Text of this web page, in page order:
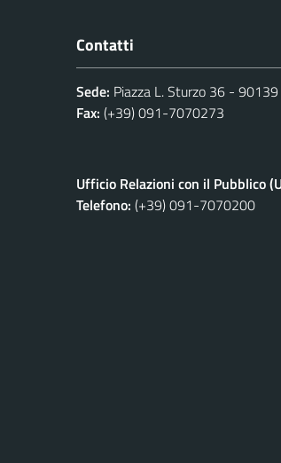
Contatti
Sede: Piazza L. Sturzo 36 -
Fax: (+39) 091-7070273
Ufficio Relazioni con il Pubblico
Telefono: (+39) 091-7070200